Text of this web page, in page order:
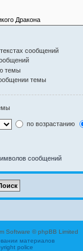
сообщений
темы
темы
по возрастанию
сообщений
Software © phpBB Limited
материалов
police